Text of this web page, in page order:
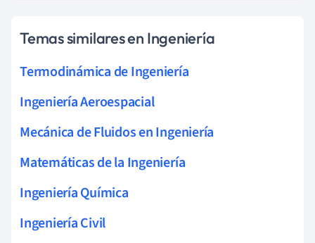
Temas similares en Ingeniería
Termodinámica de Ingeniería
Ingeniería Aeroespacial
Mecánica de Fluidos en Ingeniería
Matemáticas de la Ingeniería
Ingeniería Química
Ingeniería Civil